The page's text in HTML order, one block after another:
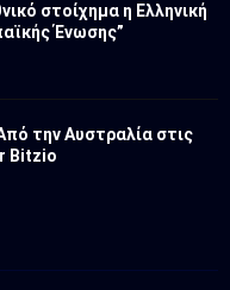
στοίχημα η Ελληνική
Ένωσης”
την Αυστραλία στις
Bitzio